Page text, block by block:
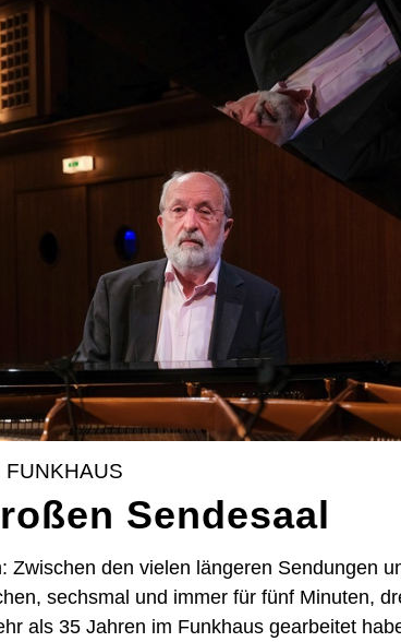
FUNKHAUS
Sendesaal
Zwischen den vielen längeren Sendungen
sechsmal und immer für fünf Minuten,
als 35 Jahren im Funkhaus gearbeitet